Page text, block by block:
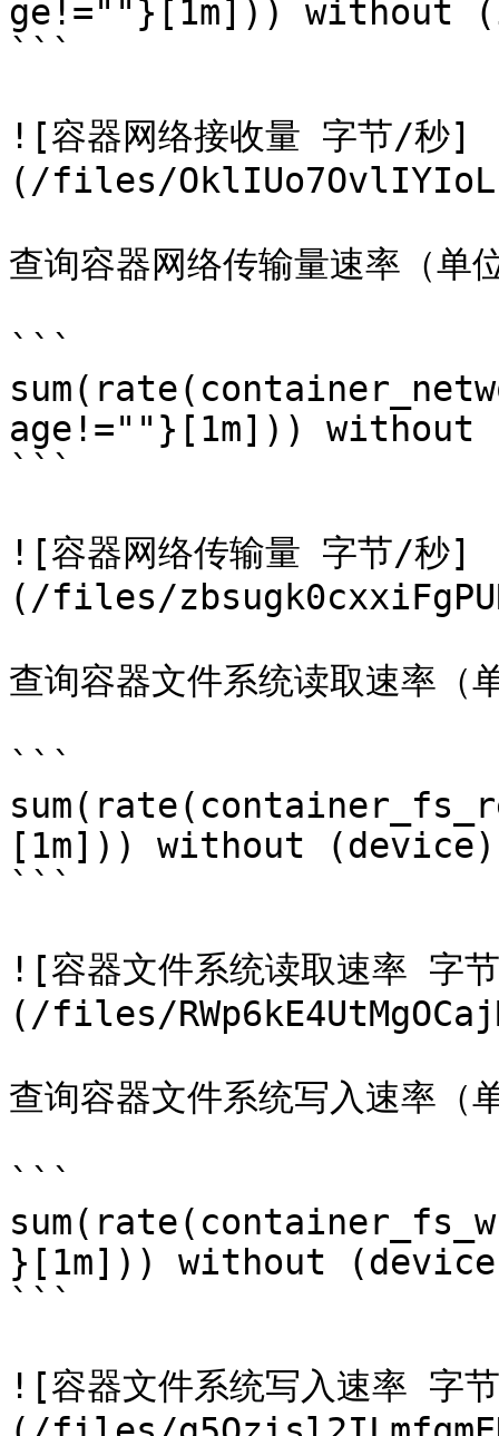
ge!=""}[1m])) without
```
![容器网络接收量 字节/秒]
(/files/
查询容器网络传输量速率（单
```
age!=""}[1m]))
```
![容器网络传输量 字节/秒]
(/files/
查询容器文件系统读取速率（
```
[1m])) without (device)
```
![容器文件系统读取速率 字
(/files/
查询容器文件系统写入速率（
```
}[1m])) without
```
![容器文件系统写入速率 字